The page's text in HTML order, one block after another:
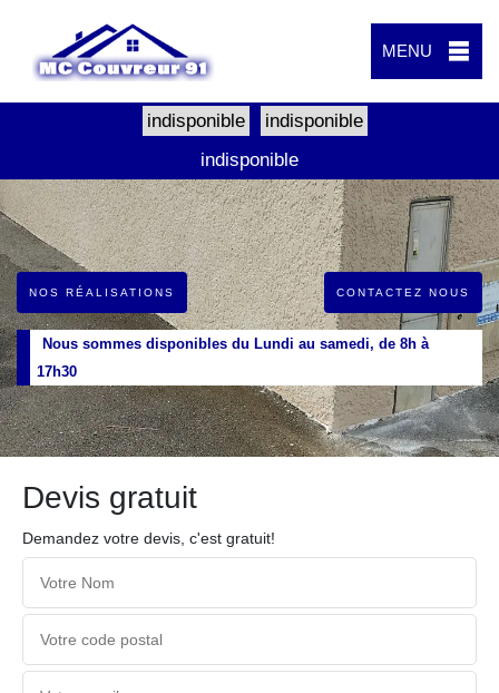
MENU
indisponible
indisponible
indisponible
NOS RÉALISATIONS CONTACTEZ NOUS
Nous sommes disponibles du Lundi au samedi, de 8h à
17h30
Devis gratuit
Demandez votre devis, c'est gratuit!